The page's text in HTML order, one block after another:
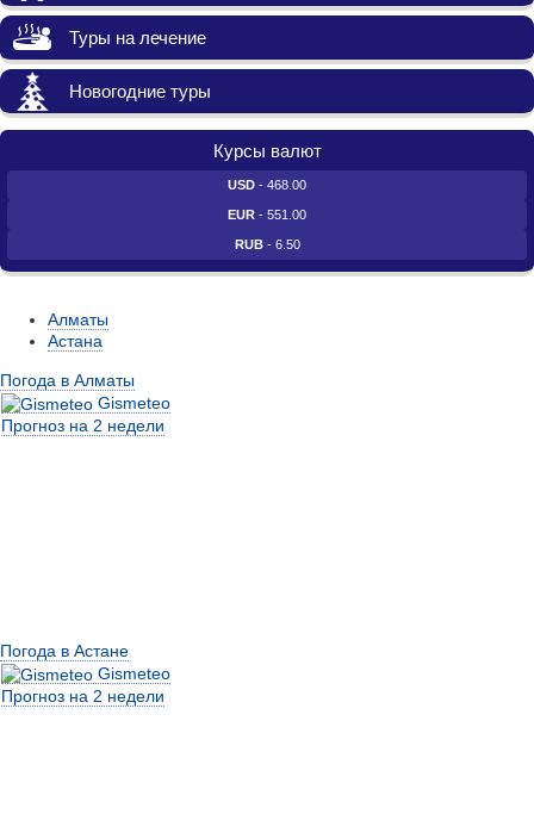
Туры на лечение
Новогодние туры
Курсы валют
USD - 468.00
EUR - 551.00
RUB- 6.50
Алматы
Астана
Погода в Алматы
Gismeteo
Прогноз на 2 недели
Погода в Астане
Gismeteo
Прогноз на 2 недели